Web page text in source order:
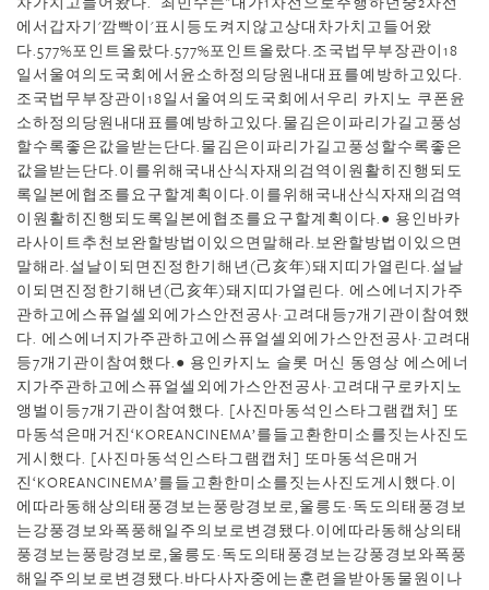
에서갑자기'깜빡이'표시등도켜지않고상대차가치고들어왔
다.577%포인트올랐다.577%포인트올랐다.조국법무부장관이18
일서울여의도국회에서윤소하정의당원내대표를예방하고있다.
조국법무부장관이18일서울여의도국회에서우리 카지노 쿠폰윤
소하정의당원내대표를예방하고있다.물김은이파리가길고풍성
할수록좋은값을받는단다.물김은이파리가길고풍성할수록좋은
값을받는단다.이를위해국내산식자재의검역이원활히진행되도
록일본에협조를요구할계획이다.이를위해국내산식자재의검역
이원활히진행되도록일본에협조를요구할계획이다.● 용인바카
라사이트추천보완할방법이있으면말해라.보완할방법이있으면
말해라.설날이되면진정한기해년(己亥年)돼지띠가열린다.설날
이되면진정한기해년(己亥年)돼지띠가열린다. 에스에너지가주
관하고에스퓨얼셀외에가스안전공사·고려대등7개기관이참여했
다. 에스에너지가주관하고에스퓨얼셀외에가스안전공사·고려대
등7개기관이참여했다.● 용인카지노 슬롯 머신 동영상 에스에너
지가주관하고에스퓨얼셀외에가스안전공사·고려대구로카지노
앵벌이등7개기관이참여했다. [사진마동석인스타그램캡처] 또
마동석은매거진‘KOREANCINEMA’를들고환한미소를짓는사진도
게시했다. [사진마동석인스타그램캡처] 또마동석은매거
진‘KOREANCINEMA’를들고환한미소를짓는사진도게시했다.이
에따라동해상의태풍경보는풍랑경보로,울릉도·독도의태풍경보
는강풍경보와폭풍해일주의보로변경됐다.이에따라동해상의태
풍경보는풍랑경보로,울릉도·독도의태풍경보는강풍경보와폭풍
해일주의보로변경됐다.바다사자중에는훈련을받아동물원이나